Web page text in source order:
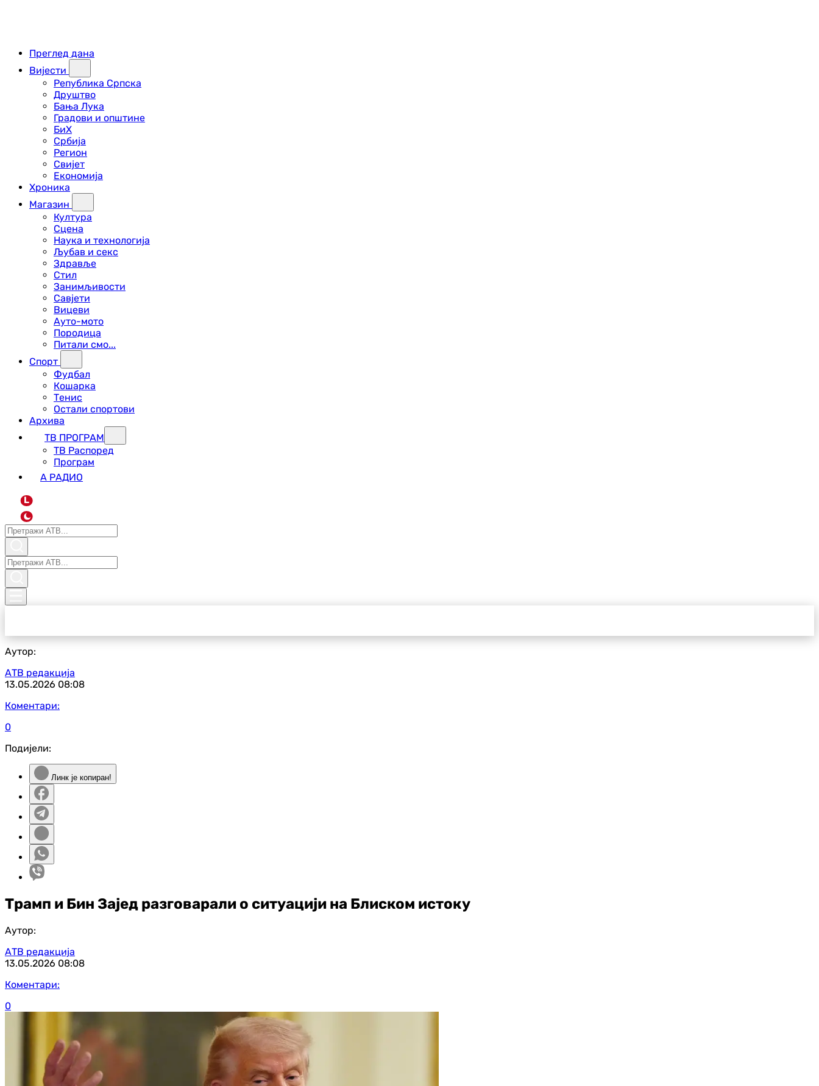
Преглед дана
Вијести
Република Српска
Друштво
Бања Лука
Градови и општине
БиХ
Србија
Регион
Свијет
Економија
Хроника
Магазин
Култура
Сцена
Наука и технологија
Љубав и секс
Здравље
Стил
Занимљивости
Савјети
Вицеви
Ауто-мото
Породица
Питали смо...
Спорт
Фудбал
Кошарка
Тенис
Остали спортови
Архива
ТВ ПРОГРАМ
ТВ Распоред
Програм
А РАДИО
L
Аутор:
АТВ редакција
13.05.2026 08:08
Коментари:
0
Подијели:
Линк је копиран!
Трамп и Бин Зајед разговарали о ситуацији на Блиском истоку
Аутор:
АТВ редакција
13.05.2026 08:08
Коментари:
0